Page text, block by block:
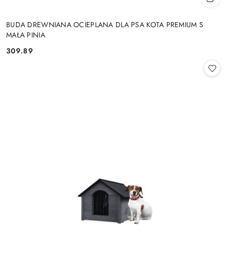
BUDA DREWNIANA OCIEPLANA DLA PSA KOTA PREMIUM S
MAŁA PINIA
Cena:
309.89